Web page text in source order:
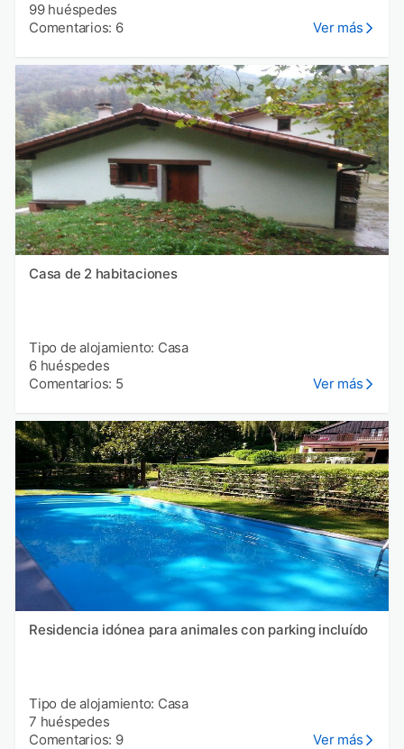
99 huéspedes
Comentarios: 6
Ver más
Casa de 2 habitaciones
Tipo de alojamiento: Casa
6 huéspedes
Comentarios: 5
Ver más
Residencia idónea para animales con parking incluído
Tipo de alojamiento: Casa
7 huéspedes
Comentarios: 9
Ver más